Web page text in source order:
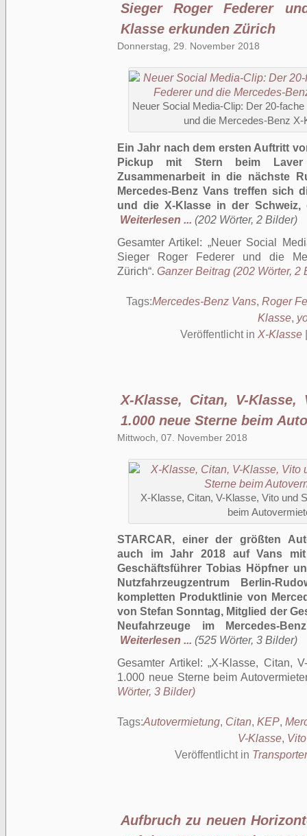
Sieger Roger Federer
Klasse erkunden Zürich
Donnerstag, 29. November 2018
Neuer Social Media-Clip: Der 20-
und die Mercedes-Benz
Ein Jahr nach dem ersten Auftritt
Pickup mit Stern beim
Zusammenarbeit in die nächste
Mercedes-Benz Vans treffen sich
und die X-Klasse in der Schweiz,
Weiterlesen ... (202 Wörter, 2 Bilder)
Gesamter Artikel:
Neuer Social
Sieger Roger Federer und die
Zürich . Ganzer Beitrag (202 Wörter, 2
Tags:Mercedes-Benz Vans, Roger
Klasse,
Veröffentlicht in X-Klasse
X-Klasse, Citan, V-
1.000 neue Sterne beim
Mittwoch, 07. November 2018
X-Klasse, Citan, V-Klasse, Vito und
beim
STARCAR, einer der größten
auch im Jahr 2018 auf Vans
Geschäftsführer Tobias Höpfner
Nutzfahrzeugzentrum Berlin-
kompletten Produktlinie von
von Stefan Sonntag, Mitglied der
Neufahrzeuge im Mercedes-
Weiterlesen ... (525 Wörter, 3 Bilder)
Gesamter Artikel: X-Klasse, Citan,
1.000 neue Sterne beim
Wörter, 3 Bilder)
Tags:Autovermietung, Citan, KEP,
V-Klasse, Vito
Veröffentlicht in Transporter
Aufbruch zu neuen